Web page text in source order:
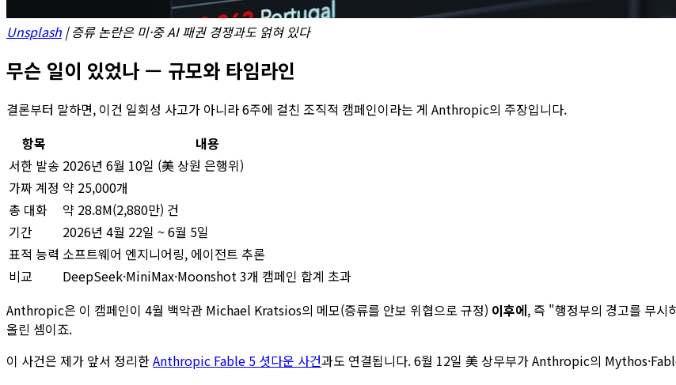
Unsplash | 증류 논란은 미·중 AI 패권 경쟁과도 얽혀 있다
무슨 일이 있었나 — 규모와 타임라인
결론부터 말하면, 이건 일회성 사고가 아니라 6주에 걸친 조직적 캠페인이라는 게 Anthropic의 주장입니다.
항목
내용
서한 발송 2026년 6월 10일 (美 상원 은행위)
가짜 계정 약 25,000개
총 대화
약 28.8M(2,880만) 건
기간
2026년 4월 22일 ~ 6월 5일
표적 능력 소프트웨어 엔지니어링, 에이전트 추론
비교
DeepSeek·MiniMax·Moonshot 3개 캠페인 합계 초과
Anthropic은 이 캠페인이 4월 백악관 Michael Kratsios의 메모(증류를 안보 위협으로 규정) 이후에, 즉 "행정부의 경고를 무시
올린 셈이죠.
이 사건은 제가 앞서 정리한Anthropic Fable 5 셧다운 사건과도 연결됩니다. 6월 12일 美 상무부가 Anthropic의